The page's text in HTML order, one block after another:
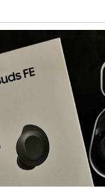
รามีบริการครอบคลุมหลาก
: รับจำนำ โทรศัพท์มือถือ
ฯลฯ) รับจำนำ โน้ต
ล็ต / iPad รับจำนำ เครื่องใ
ำ กล้องถ่ายรูป / กล้องดิจิ
มีค่าอื่น ๆ บริการแต่ละประเ
การใช้งาน เราให้ราคาสูง
ดูแล ระบบกล้องวงจรปิด
ารฝึกอบรม ประกันความเ
ามลับ คำแนะนำสำหรับผู้ใ
ย่าเสียบแบตเตอรี่นานนับเ
หากมีปัญหา ลิงก์ที่เกี่ยวข้อ
อย่าง ครบวงจร จ่ายเงินส
ายเงินสดทันที ไม่รอนาน จ
การรับจำนำที่เชื่อถือได้ใน
ฟ้า และสินทรัพย์มีค่าอื่น ๆ
องการเงินด่วน เราที่ รับจ
างครบวงจร — ไม่ว่าจะเป็
หรือ สินทรัพย์มีค่าอื่น ๆ — พ
ะจ่ายเงินสดรวดเร็วภายใน
ปลอดภัย เชื่อถือได้ การดูแ
รักษาความปลอดภัยครบครั
มืออาชีพ คุณได้รับเงินจริงทั